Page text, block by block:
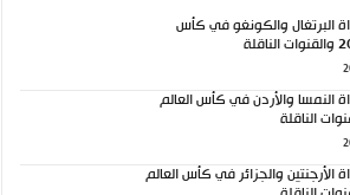
البرتغال والكونغو في كأس
النمسا والأردن في كأس العالم
الأرجنتين والجزائر في كأس العالم